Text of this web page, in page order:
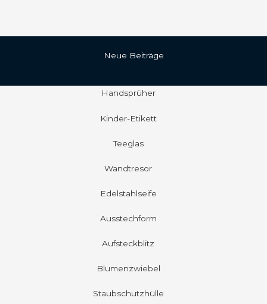
Neue Beiträge
Handsprüher
Kinder-Etikett
Teeglas
Wandtresor
Edelstahlseife
Ausstechform
Aufsteckblitz
Blumenzwiebel
Staubschutzhülle